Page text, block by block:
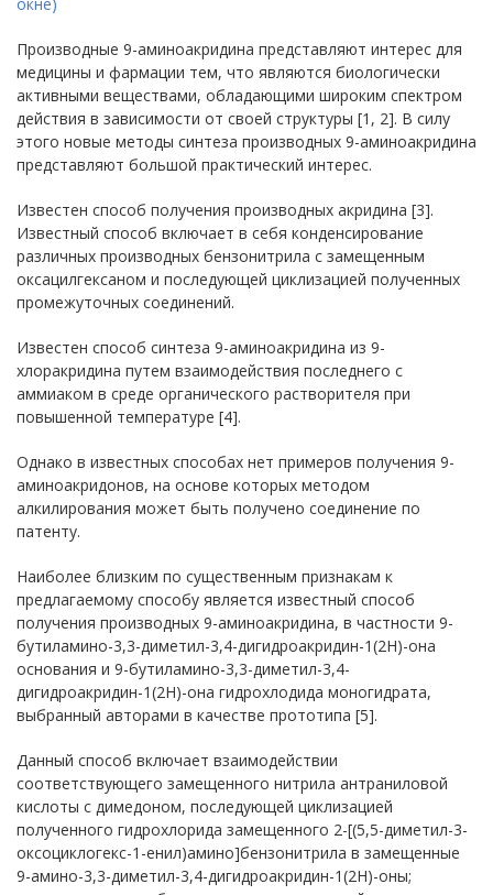
Производные 9-аминоакридина представляют интерес для
медицины и фармации тем, что являются биологически
активными веществами, обладающими широким спектром
действия в зависимости от своей структуры [1, 2]. В силу
этого новые методы синтеза производных 9-аминоакридина
представляют большой практический интерес.
Известен способ получения производных акридина [3].
Известный способ включает в себя конденсирование
различных производных бензонитрила с замещенным
оксацилгексаном и последующей циклизацией полученных
промежуточных соединений.
Известен способ синтеза 9-аминоакридина из 9-
хлоракридина путем взаимодействия последнего с
аммиаком в среде органического растворителя при
повышенной температуре [4].
Однако в известных способах нет примеров получения 9-
аминоакридонов, на основе которых методом
алкилирования может быть получено соединение по
патенту.
Наиболее близким по существенным признакам к
предлагаемому способу является известный способ
получения производных 9-аминоакридина, в частности 9-
бутиламино-3,3-диметил-3,4-дигидроакридин-1(2Н)-она
основания и 9-бутиламино-3,3-диметил-3,4-
дигидроакридин-1(2Н)-она гидрохлодида моногидрата,
выбранный авторами в качестве прототипа [5].
Данный способ включает взаимодействии
соответствующего замещенного нитрила антраниловой
кислоты с димедоном, последующей циклизацией
полученного гидрохлорида замещенного 2-[(5,5-диметил-3-
оксоциклогекс-1-енил)амино]бензонитрила в замещенные
9-амино-3,3-диметил-3,4-дигидроакридин-1(2Н)-оны;